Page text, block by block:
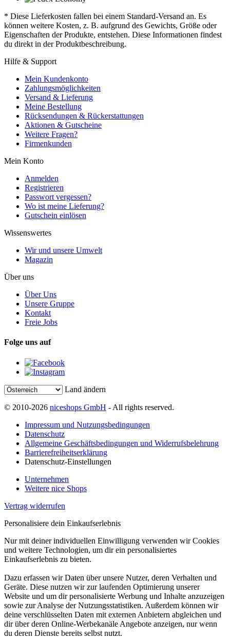
* Diese Lieferkosten fallen bei einem Standard-Versand an. Es
können weitere Kosten, z. B. aufgrund des Gewichts, Größe oder
Eigenschaften der Produkte, entstehen. Diese Informationen findest
du direkt in der Produktbeschreibung.
Hilfe & Support
Mein Kundenkonto
Zahlungsmöglichkeiten
Versand & Lieferung
Meine Bestellung
Rücksendungen & Rückerstattungen
Aktionen & Gutscheine
Weitere Fragen?
Firmenkunden
Mein Konto
Anmelden
Registrieren
Passwort vergessen?
Wo ist meine Lieferung?
Gutschein einlösen
Wissenswertes
Wir und unsere Umwelt
Magazin
Über uns
Über Uns
Unsere Gruppe
Kontakt
Freie Jobs
Folge uns auf
Land ändern
© 2010-2026 niceshops GmbH - All rights reserved.
Impressum und Nutzungsbedingungen
Datenschutz
Allgemeine Geschäftsbedingungen und Widerrufsbelehrung
Barrierefreiheitserklärung
Datenschutz-Einstellungen
Unternehmen
Weitere nice Shops
Vertrag widerrufen
Personalisiere dein Einkaufserlebnis
Nur mit deiner individuellen Einwilligung verwenden wir Cookies
und weitere Technologien, um dir ein personalisiertes
Einkaufserlebnis zu bieten.
Dazu erfassen wir Daten über unsere Nutzer, deren Verhalten und
Geräte. Diese nutzen wir zur laufenden Optimierung unserer
Website und um dir personalisierte Werbung und Inhalte anzuzeigen
sowie zur Analyse der Nutzungsstatistiken. Außerdem können wir
deine verschlüsselten Daten mit externen Anbietern abgleichen und
dir über deren Online-Werbekanäle Angebote anzeigen, nur wenn
du deren Dienste bereits selbst nutzt.